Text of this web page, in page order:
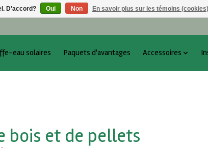
eau solaires Paquets d'avantages Accessoires
bois et de pellets
D'accord? Oui Non En savoir plus sur les témoins